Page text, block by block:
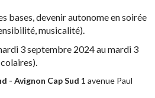
bases, devenir autonome en soirée
musicalité).
3 septembre 2024 au mardi 3
- Avignon Cap Sud 1 avenue Paul